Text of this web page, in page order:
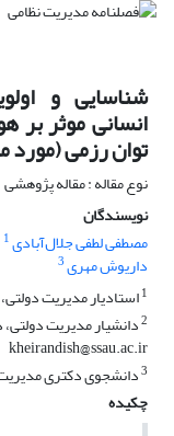
شناسایی و
انسانی موثر بر
توان رزمی
نوع مقاله : مقاله پژوهشی
نویسندگان
مصطفی لطفی جلال‌آبادی1
داریوش مهری3
1استادیار مدیریت
2دانشیار مدیریت
kheirandish@ssau.ac.ir
3دانشجوی دکتری
چکیده